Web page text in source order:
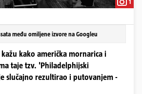
1
među omiljene izvore na Googleu
kako američka mornarica i
taje tzv. 'Philadelphijski
slučajno rezultirao i putovanjem -